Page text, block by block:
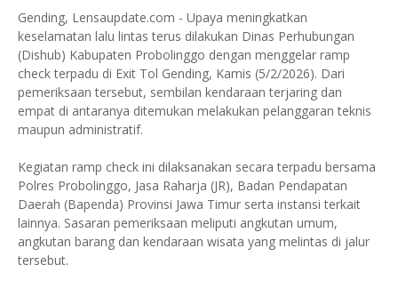
Gending, Lensaupdate.com - Upaya meningkatkan
keselamatan lalu lintas terus dilakukan Dinas Perhubungan
(Dishub) Kabupaten Probolinggo dengan menggelar ramp
check terpadu di Exit Tol Gending, Kamis (5/2/2026). Dari
pemeriksaan tersebut, sembilan kendaraan terjaring dan
empat di antaranya ditemukan melakukan pelanggaran teknis
maupun administratif.
Kegiatan ramp check ini dilaksanakan secara terpadu bersama
Polres Probolinggo, Jasa Raharja (JR), Badan Pendapatan
Daerah (Bapenda) Provinsi Jawa Timur serta instansi terkait
lainnya. Sasaran pemeriksaan meliputi angkutan umum,
angkutan barang dan kendaraan wisata yang melintas di jalur
tersebut.